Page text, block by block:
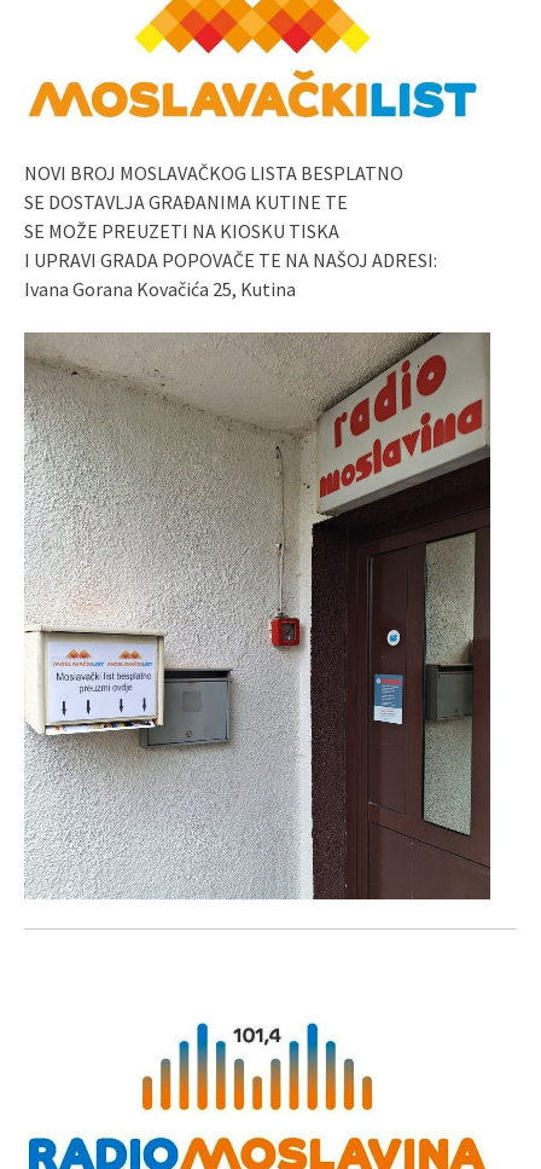
NOVI BROJ MOSLAVAČKOG LISTA BESPLATNO
SE DOSTAVLJA GRAĐANIMA KUTINE TE
SE MOŽE PREUZETI NA KIOSKU TISKA
I UPRAVI GRADA POPOVAČE TE NA NAŠOJ ADRESI:
Ivana Gorana Kovačića 25, Kutina